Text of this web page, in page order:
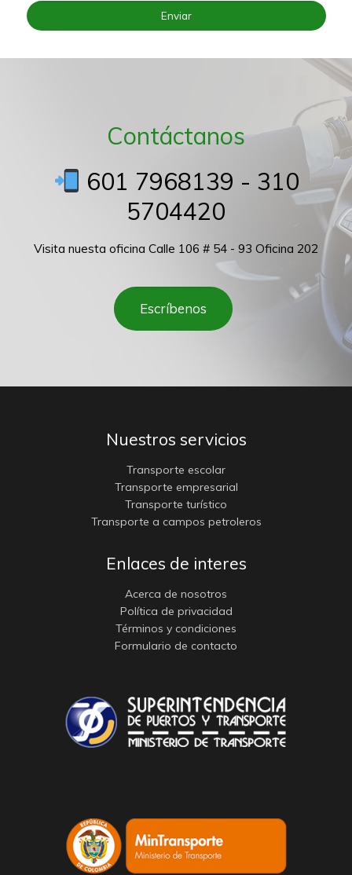
Contáctanos
601 7968139 - 310
5704420
Visita nuesta oficina Calle 106 # 54 - 93 Oficina 202
Escríbenos
Nuestros servicios
Transporte escolar
Transporte empresarial
Transporte turístico
Transporte a campos petroleros
Enlaces de interes
Acerca de nosotros
Política de privacidad
Términos y condiciones
Formulario de contacto